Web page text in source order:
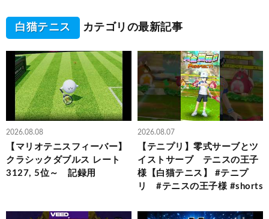
白猫テニス カテゴリの最新記事
2026.08.08
【マリオテニスフィーバー】
クラシックダブルス レート
3127, 5位～ 記録用
2026.08.07
【テニプリ】零式サーブとツ
イストサーブ テニスの王子
様【白猫テニス】 #テニプ
リ #テニスの王子様 #shorts